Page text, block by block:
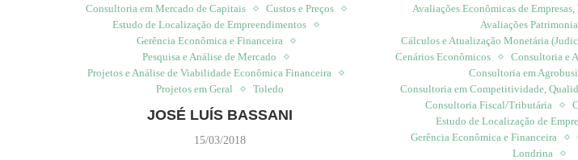
Consultoria em Mercado de Capitais
Custos e Preços
Estudo de Localização de Empreendimentos
Gerência Econômica e Financeira
Pesquisa e Análise de Mercado
Projetos e Análise de Viabilidade Econômica Financeira
Projetos em Geral
Toledo
JOSÉ LUÍS BASSANI
15/03/2018
Avaliações Econômicas de
Avaliações
Cálculos e Atualização Monetária
Cenários Econômicos
Consultoria e
Consultoria em
Consultoria em Competitividade,
Consultoria Fiscal/Tributária
Estudo de Localização de
Gerência Econômica e Financeira
Londrina